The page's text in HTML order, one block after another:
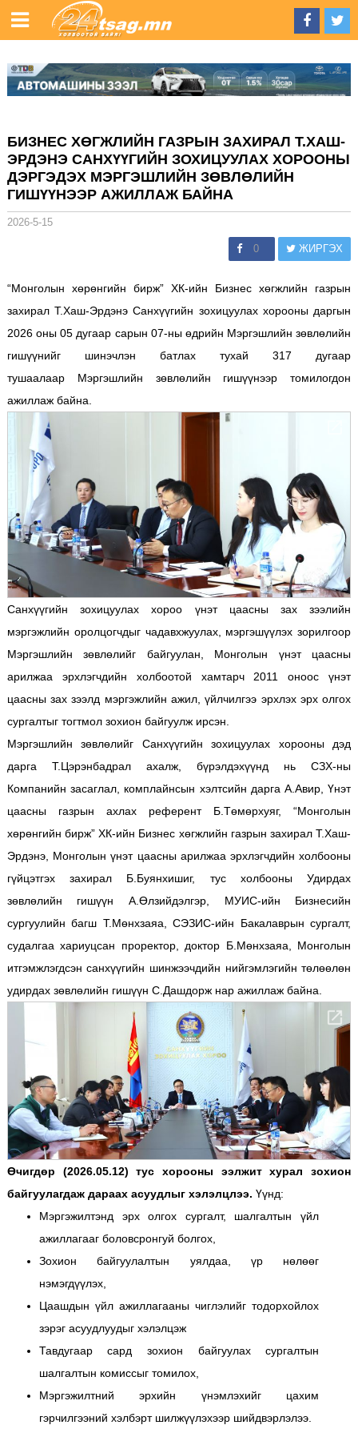
БИЗНЕС ХӨГЖЛИЙН ГАЗРЫН ЗАХИРАЛ Т.ХАШ-
ЭРДЭНЭ САНХҮҮГИЙН ЗОХИЦУУЛАХ ХОРООНЫ
ДЭРГЭДЭХ МЭРГЭШЛИЙН ЗӨВЛӨЛИЙН
ГИШҮҮНЭЭР АЖИЛЛАЖ БАЙНА
2026-5-15
0 ЖИРГЭХ
“Монголын хөрөнгийн бирж” ХК-ийн Бизнес хөгжлийн газрын
захирал Т.Хаш-Эрдэнэ Санхүүгийн зохицуулах хорооны даргын
2026 оны 05 дугаар сарын 07-ны өдрийн Мэргэшлийн зөвлөлийн
гишүүнийг шинэчлэн батлах тухай 317 дугаар
тушаалаар Мэргэшлийн зөвлөлийн гишүүнээр томилогдон
ажиллаж байна.
Санхүүгийн зохицуулах хороо үнэт цаасны зах зээлийн
мэргэжлийн оролцогчдыг чадавхжуулах, мэргэшүүлэх зорилгоор
Мэргэшлийн зөвлөлийг байгуулан, Монголын үнэт цаасны
арилжаа эрхлэгчдийн холбоотой хамтарч 2011 оноос үнэт
цаасны зах зээлд мэргэжлийн ажил, үйлчилгээ эрхлэх эрх олгох
сургалтыг тогтмол зохион байгуулж ирсэн.
Мэргэшлийн зөвлөлийг Санхүүгийн зохицуулах хорооны дэд
дарга Т.Цэрэнбадрал ахалж, бүрэлдэхүүнд нь СЗХ-ны
Компанийн засаглал, комплайнсын хэлтсийн дарга А.Авир, Үнэт
цаасны газрын ахлах референт Б.Төмөрхуяг, “Монголын
хөрөнгийн бирж” ХК-ийн Бизнес хөгжлийн газрын захирал Т.Хаш-
Эрдэнэ, Монголын үнэт цаасны арилжаа эрхлэгчдийн холбооны
гүйцэтгэх захирал Б.Буянхишиг, тус холбооны Удирдах
зөвлөлийн гишүүн А.Өлзийдэлгэр, МУИС-ийн Бизнесийн
сургуулийн багш Т.Мөнхзаяа, СЭЗИС-ийн Бакалаврын сургалт,
судалгаа хариуцсан проректор, доктор Б.Мөнхзаяа, Монголын
итгэмжлэгдсэн санхүүгийн шинжээчдийн нийгэмлэгийн төлөөлөн
удирдах зөвлөлийн гишүүн С.Дашдорж нар ажиллаж байна.
Өчигдөр (2026.05.12) тус хорооны ээлжит хурал зохион
байгуулагдаж дараах асуудлыг хэлэлцлээ. Үүнд:
Мэргэжилтэнд эрх олгох сургалт, шалгалтын үйл
ажиллагааг боловсронгуй болгох,
Зохион байгуулалтын уялдаа, үр нөлөөг
нэмэгдүүлэх,
Цаашдын үйл ажиллагааны чиглэлийг тодорхойлох
зэрэг асуудлуудыг хэлэлцэж
Тавдугаар сард зохион байгуулах сургалтын
шалгалтын комиссыг томилох,
Мэргэжилтний эрхийн үнэмлэхийг цахим
гэрчилгээний хэлбэрт шилжүүлэхээр шийдвэрлэлээ.